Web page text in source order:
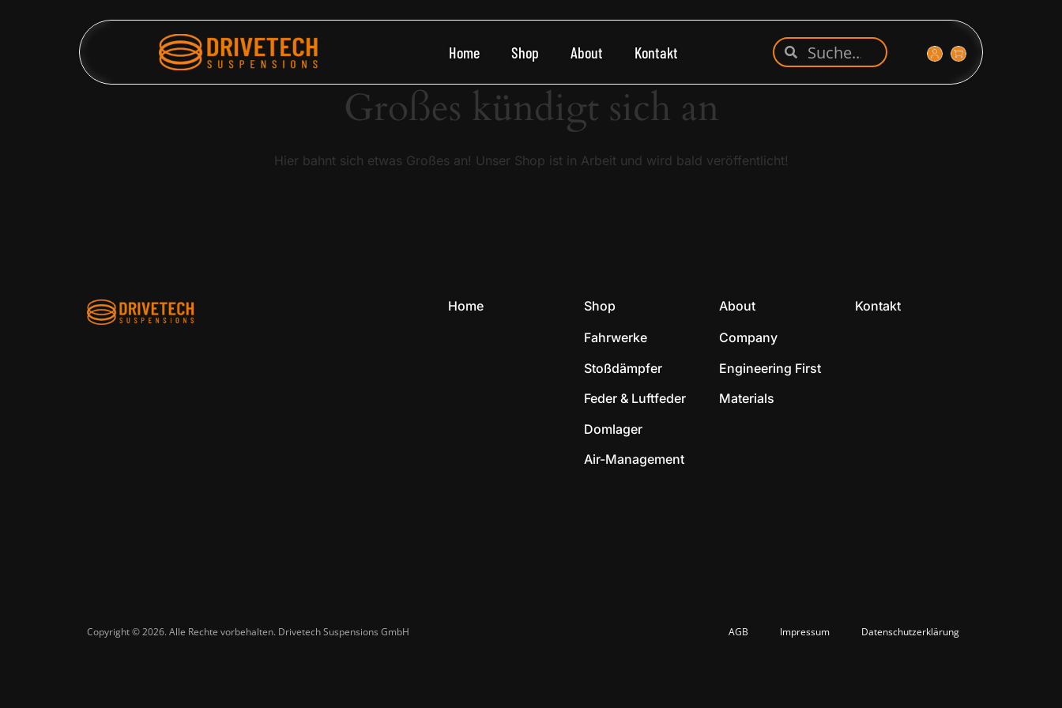
Home Shop About Kontakt
Großes kündigt sich an
Hier bahnt sich etwas Großes an! Unser Shop ist in Arbeit und wird bald veröffentlicht!
Home
Shop
Fahrwerke
Stoßdämpfer
Feder & Luftfeder
Domlager
Air-Management
About
Company
Engineering First
Materials
Kontakt
Copyright © 2026. Alle Rechte vorbehalten. Drivetech Suspensions GmbH​ AGB Impressum Datenschutzerklärung